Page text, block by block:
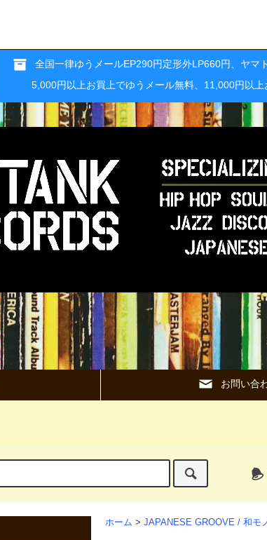
全国一律ゆうメールEP290円定形外LP660円、ヤマ
5,000円以上お買上でゆうメール無料、11,000円以
お問い合
ホーム > JAPANESE GROOVE / 和モ